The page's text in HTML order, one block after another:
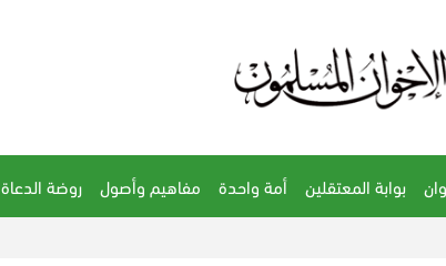
بوابة المعتقلين أمة واحدة مفاهيم وأصول روضة الدعاة